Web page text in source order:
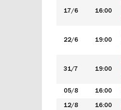
17/6 16:00
22/6 19:00
31/7 19:00
05/8 16:00
12/8 16:00